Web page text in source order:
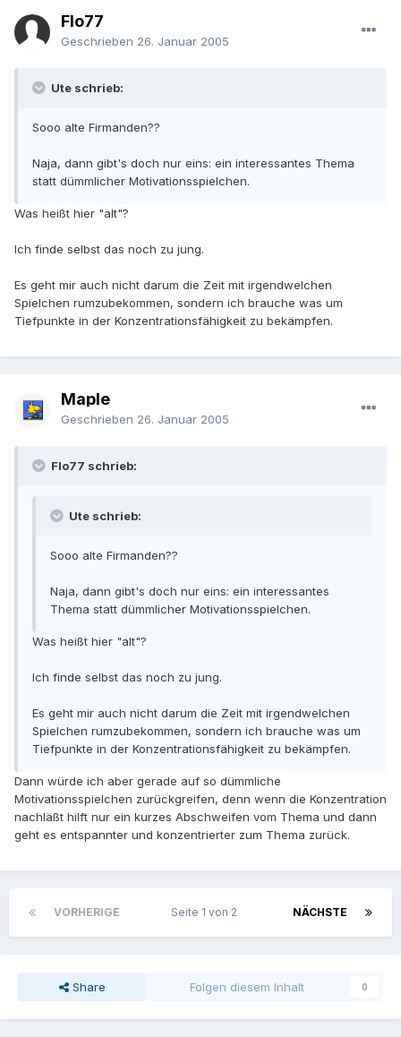
Flo77
Geschrieben 26. Januar 2005
Ute schrieb:
Sooo alte Firmanden??
Naja, dann gibt's doch nur eins: ein interessantes Thema
statt dümmlicher Motivationsspielchen.
Was heißt hier "alt"?
Ich finde selbst das noch zu jung.
Es geht mir auch nicht darum die Zeit mit irgendwelchen
Spielchen rumzubekommen, sondern ich brauche was um
Tiefpunkte in der Konzentrationsfähigkeit zu bekämpfen.
Maple
Geschrieben 26. Januar 2005
Flo77 schrieb:
Ute schrieb:
Sooo alte Firmanden??
Naja, dann gibt's doch nur eins: ein interessantes
Thema statt dümmlicher Motivationsspielchen.
Was heißt hier "alt"?
Ich finde selbst das noch zu jung.
Es geht mir auch nicht darum die Zeit mit irgendwelchen
Spielchen rumzubekommen, sondern ich brauche was um
Tiefpunkte in der Konzentrationsfähigkeit zu bekämpfen.
Dann würde ich aber gerade auf so dümmliche
Motivationsspielchen zurückgreifen, denn wenn die Konzentration
nachläßt hilft nur ein kurzes Abschweifen vom Thema und dann
geht es entspannter und konzentrierter zum Thema zurück.
VORHERIGE NÄCHSTE
Seite 1 von 2
Share Folgen diesem Inhalt 0